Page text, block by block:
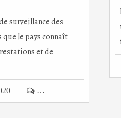
surveillance des
le pays connaît
et de
 …